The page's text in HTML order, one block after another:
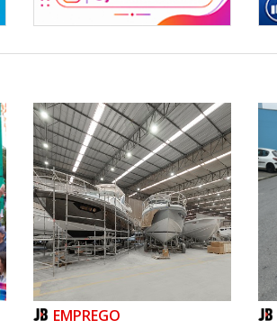
EMPREGO